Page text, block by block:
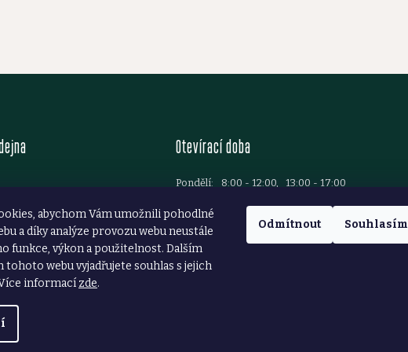
abychom Vám umožnili pohodlné
a díky analýze provozu webu neustále
funkce, výkon a použitelnost. Dalším
webu vyjadřujete souhlas s jejich
informací zde.
Odmítnout Souhlasím
781 699
Otevírací doba
Pondělí:
8:00 - 12:00, 13:00 - 17:00
Středa:
8:00 - 12:00, 13:00 - 17:00
Čtvrtek:
Pátek:
Sobota: